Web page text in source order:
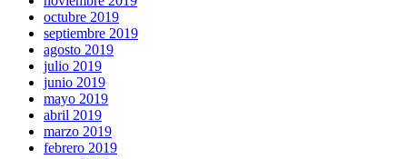
octubre 2019
septiembre 2019
agosto 2019
julio 2019
junio 2019
mayo 2019
abril 2019
marzo 2019
febrero 2019